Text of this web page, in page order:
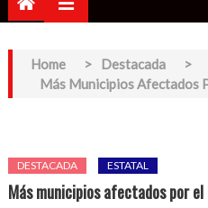
Home > Destacada
>
Más Municipios Afectados
DESTACADA ESTATAL
Más municipios afectados por el